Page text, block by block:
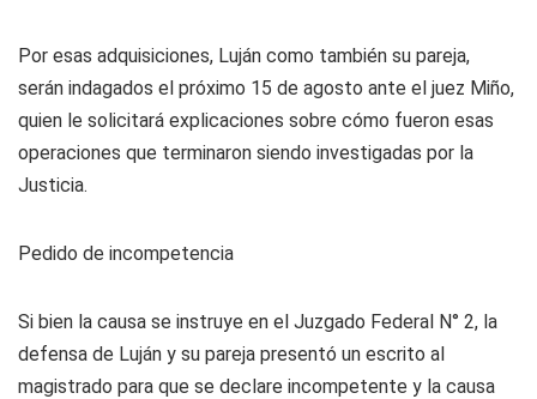
Por esas adquisiciones, Luján como también su pareja,
serán indagados el próximo 15 de agosto ante el juez Miño,
quien le solicitará explicaciones sobre cómo fueron esas
operaciones que terminaron siendo investigadas por la
Justicia.
Pedido de incompetencia
Si bien la causa se instruye en el Juzgado Federal N° 2, la
defensa de Luján y su pareja presentó un escrito al
magistrado para que se declare incompetente y la causa